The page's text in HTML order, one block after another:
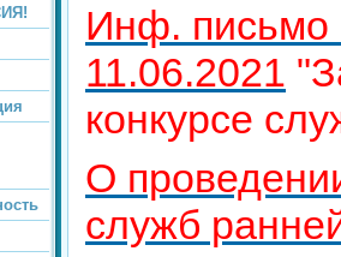
Инф.
11.06.2021
конкурсе
О
служб